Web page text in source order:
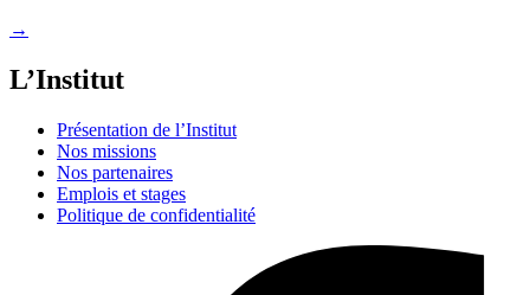
→
L’Institut
Présentation de l’Institut
Nos missions
Nos partenaires
Emplois et stages
Politique de confidentialité